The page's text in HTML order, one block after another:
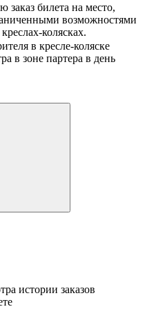
билета на место,
возможностями
колясках.
в кресле-коляске
в зоне партера в день
истории заказов